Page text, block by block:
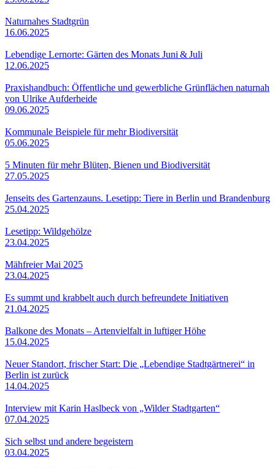
Naturnahes Stadtgrün
16.06.2025
Lebendige Lernorte: Gärten des Monats Juni & Juli
12.06.2025
Praxishandbuch: Öffentliche und gewerbliche Grünflächen naturnah
von Ulrike Aufderheide
09.06.2025
Kommunale Beispiele für mehr Biodiversität
05.06.2025
5 Minuten für mehr Blüten, Bienen und Biodiversität
27.05.2025
Jenseits des Gartenzauns. Lesetipp: Tiere in Berlin und Brandenburg
25.04.2025
Lesetipp: Wildgehölze
23.04.2025
Mähfreier Mai 2025
23.04.2025
Es summt und krabbelt auch durch befreundete Initiativen
21.04.2025
Balkone des Monats – Artenvielfalt in luftiger Höhe
15.04.2025
Neuer Standort, frischer Start: Die „Lebendige Stadtgärtnerei“ in
Berlin ist zurück
14.04.2025
Interview mit Karin Haslbeck von „Wilder Stadtgarten“
07.04.2025
Sich selbst und andere begeistern
03.04.2025